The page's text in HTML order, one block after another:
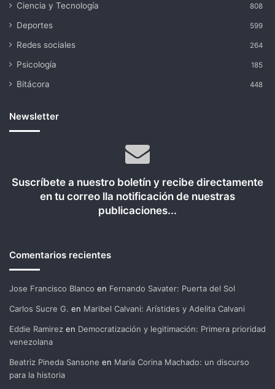
Ciencia y Tecnología 808
Deportes 599
Redes sociales 264
Psicología 185
Bitácora 448
Newsletter
Suscríbete a nuestro boletín y recibe directamente
en tu correo lla notificación de nuestras
publicaciones...
Comentarios recientes
Jose Francisco Blanco en Fernando Savater: Puerta del Sol
Carlos Sucre G. en Maribel Calvani: Arístides y Adelita Calvani
Eddie Ramirez en Democratización y legitimación: Primera prioridad
venezolana
Beatriz Pineda Sansone en María Corina Machado: un discurso
para la historia